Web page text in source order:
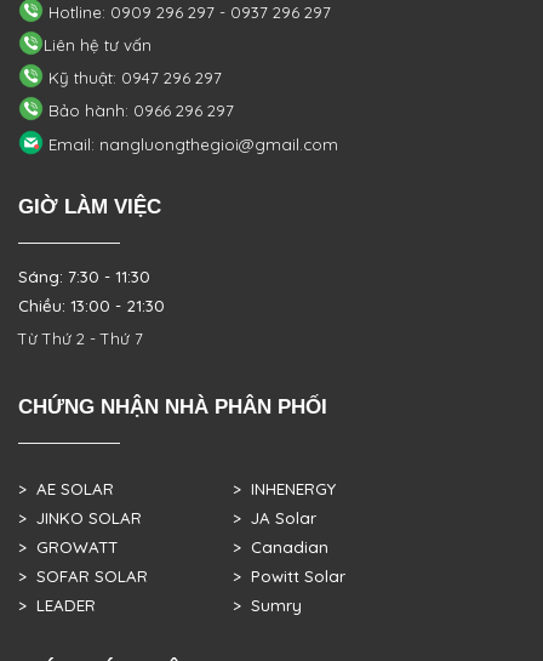
Hotline: 0909 296 297 - 0937 296 297
Liên hệ tư vấn
Kỹ thuật: 0947 296 297
Bảo hành: 0966 296 297
Email: nangluongthegioi@gmail.com
GIỜ LÀM VIỆC
Sáng: 7:30 - 11:30
Chiều: 13:00 - 21:30
Từ Thứ 2 - Thứ 7
CHỨNG NHẬN NHÀ PHÂN PHỐI
> AE SOLAR
> JINKO SOLAR
> GROWATT
> SOFAR SOLAR
> LEADER
> INHENERGY
> JA Solar
> Canadian
> Powitt Solar
> Sumry